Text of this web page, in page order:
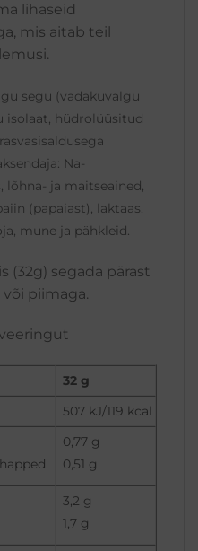
lihaseid
mis aitab teil
segu (vadakuvalgu
isolaat, hüdrolüüsitud
Na-
ja maitseained,
(papaiast), laktaas.
mune ja pähkleid.
(32g) segada pärast
piimaga.
32 g
507 kJ/119 kcal
0,77 g
0,51 g
3,2 g
1,7 g